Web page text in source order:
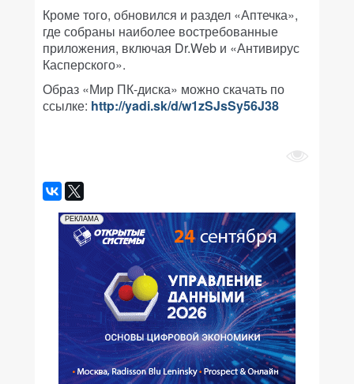
Кроме того, обновился и раздел «Аптечка»,
где собраны наиболее востребованные
приложения, включая Dr.Web и «Антивирус
Касперского».
Образ «Мир ПК-диска» можно скачать по
ссылке: http://yadi.sk/d/w1zSJsSy56J38
РЕКЛАМА